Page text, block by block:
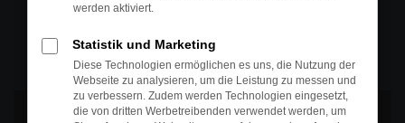
Öffnungszeiten
MO-DO: 07:30 bis 18:00 Uhr
FR: 07:30 bis 17:30 Uhr
werden aktiviert.
Statistik und Marketing
Diese Technologien ermöglichen es uns, die Nutzung der
Webseite zu analysieren, um die Leistung zu messen und
zu verbessern. Zudem werden Technologien eingesetzt,
die von dritten Werbetreibenden verwendet werden, um